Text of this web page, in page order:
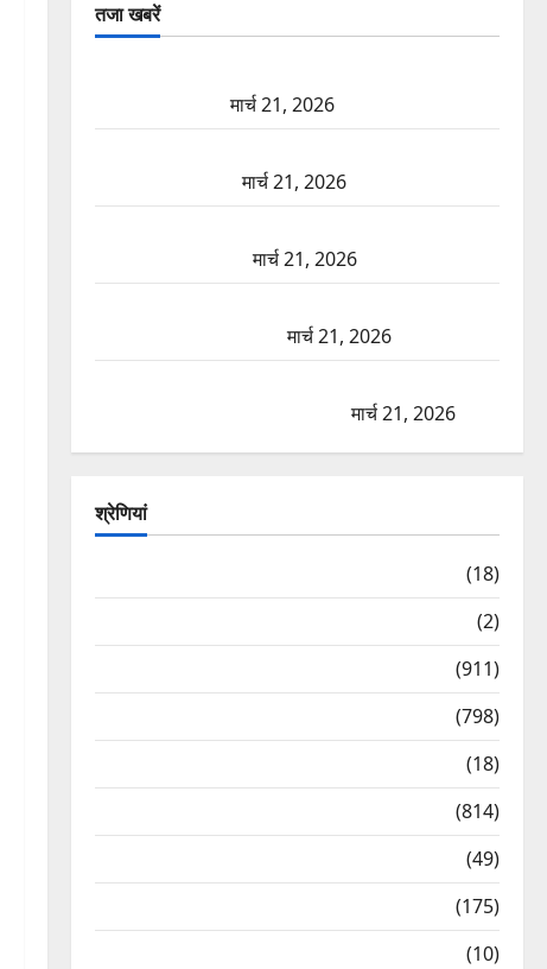
तजा खबरें
मार्च 21, 2026
मार्च 21, 2026
मार्च 21, 2026
मार्च 21, 2026
मार्च 21, 2026
श्रेणियां
(18)
(2)
(911)
(798)
(18)
(814)
(49)
(175)
(10)